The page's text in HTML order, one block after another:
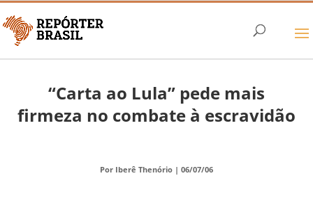
“Carta ao Lula” pede mais
firmeza no combate à escravidão
Por Iberê Thenório | 06/07/06